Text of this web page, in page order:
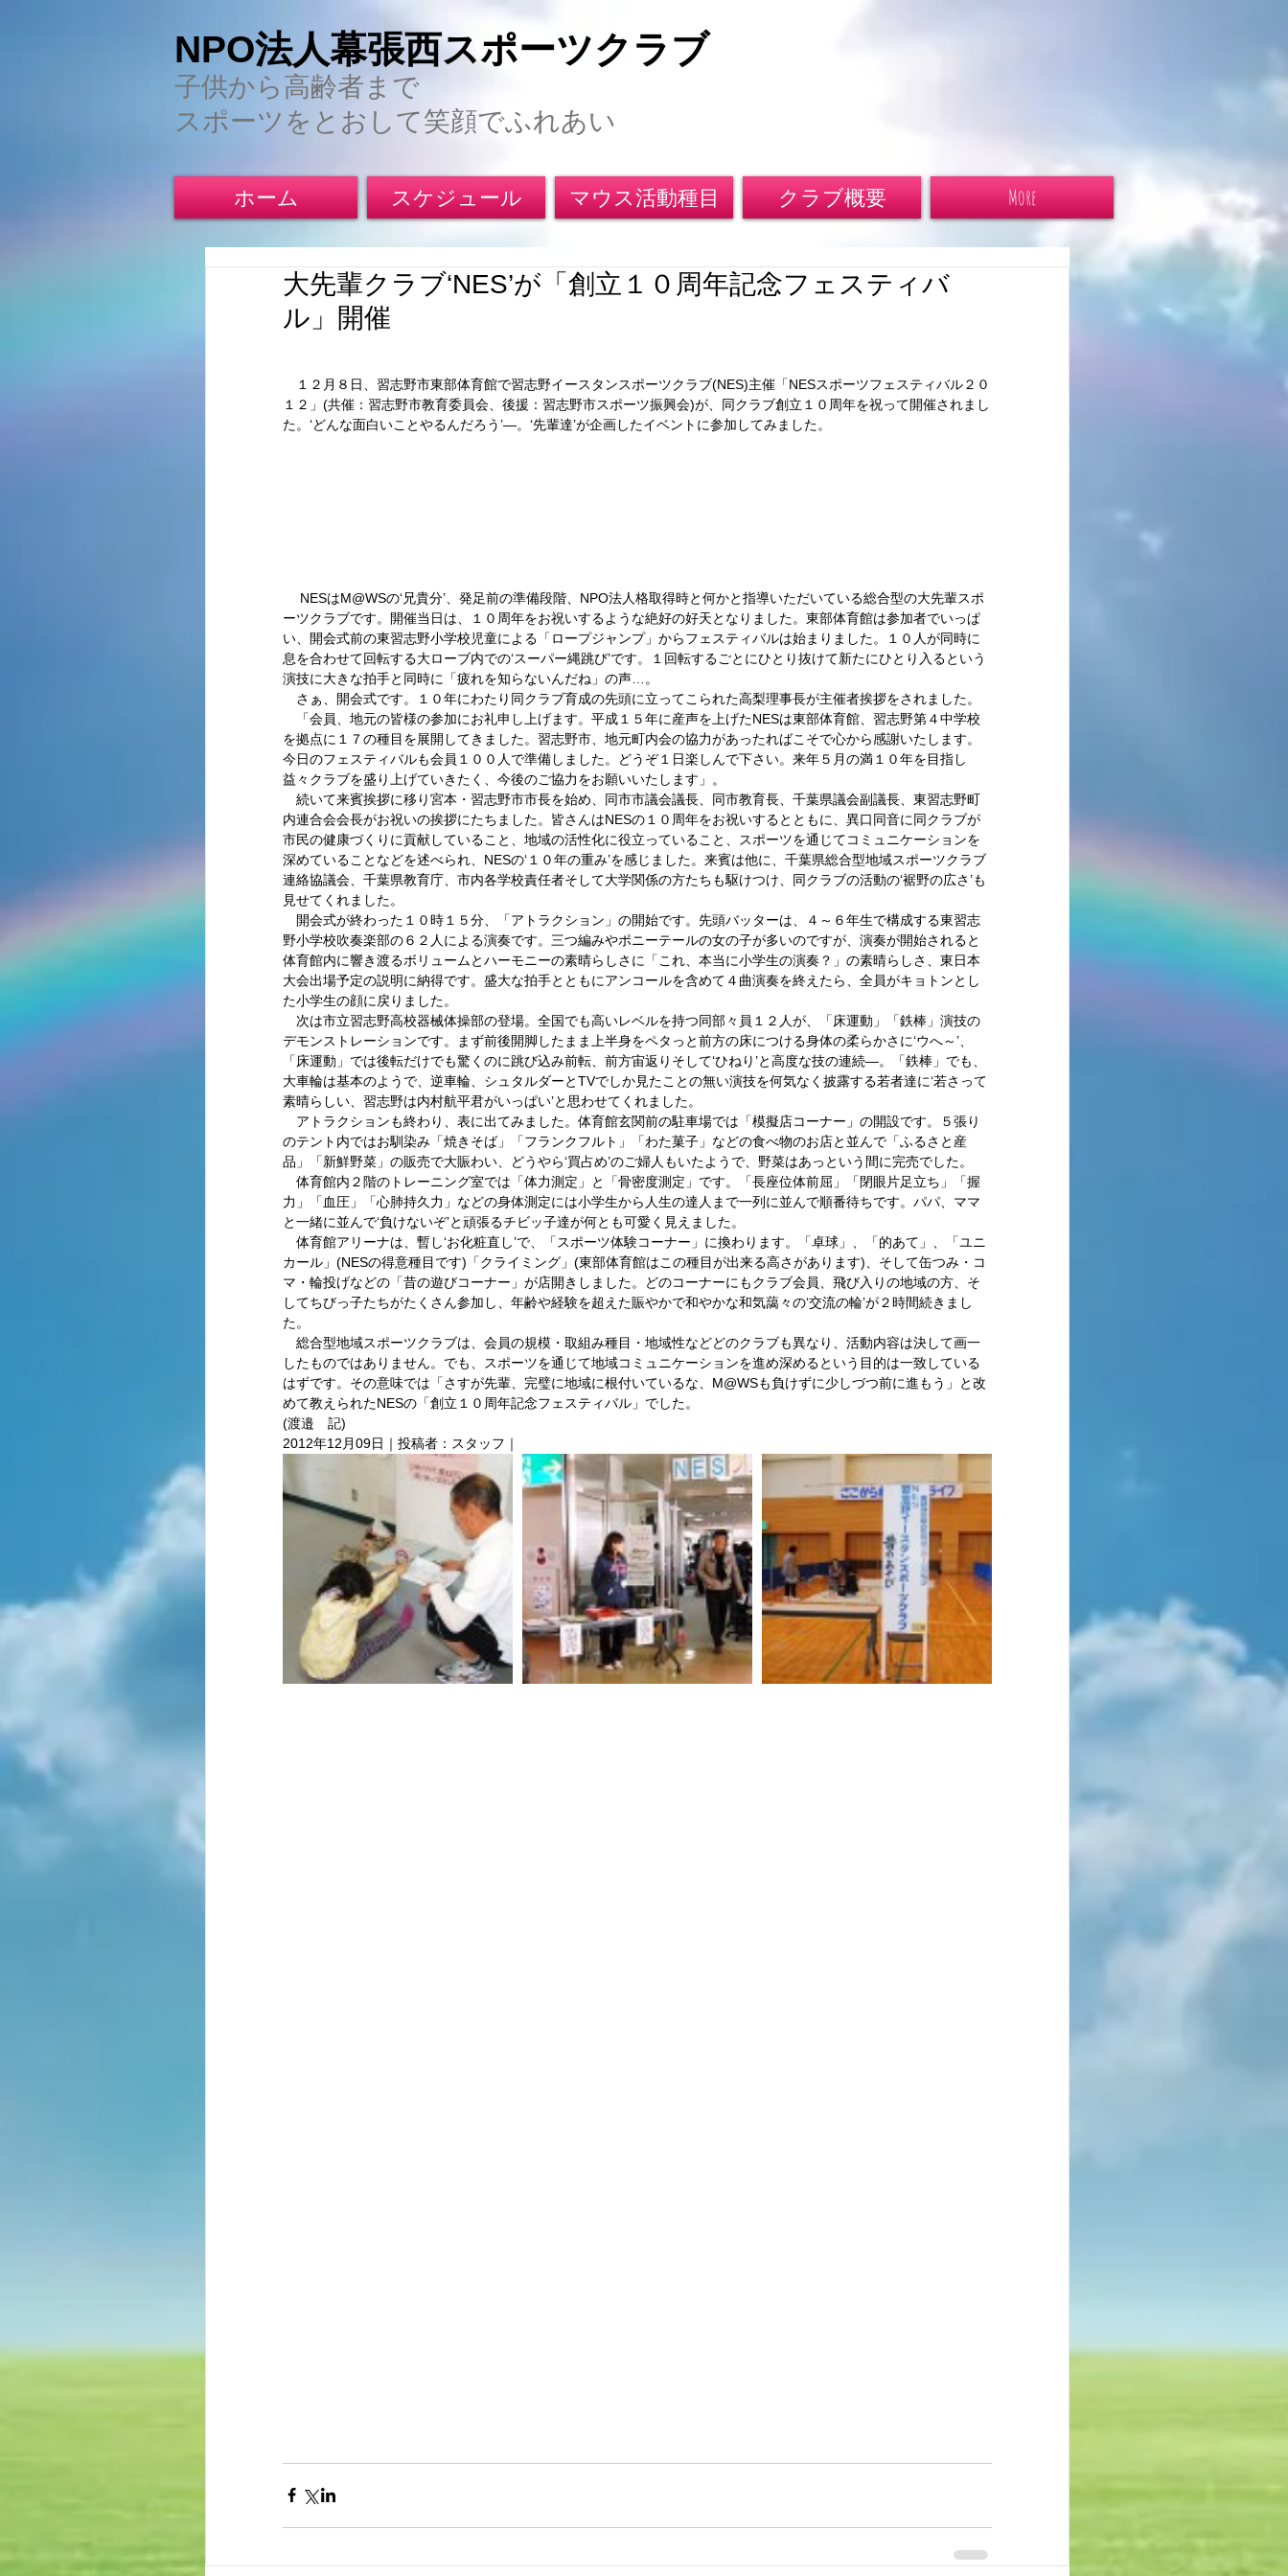
NPO法人幕張西スポーツクラブ
子供から高齢者まで
スポーツをとおして笑顔でふれあい
ホーム スケジュール マウス活動種目 クラブ概要 More
大先輩クラブ‘NES’が「創立１０周年記念フェスティバ
ル」開催
１２月８日、習志野市東部体育館で習志野イースタンスポーツクラブ(NES)主催「NESスポーツフェスティバル２０
１２」(共催：習志野市教育委員会、後援：習志野市スポーツ振興会)が、同クラブ創立１０周年を祝って開催されまし
た。‘どんな面白いことやるんだろう’―。‘先輩達’が企画したイベントに参加してみました。
ーツクラブです。開催当日は、１０周年をお祝いするような絶好の好天となりました。東部体育館は参加者でいっぱ
い、開会式前の東習志野小学校児童による「ロープジャンプ」からフェスティバルは始まりました。１０人が同時に
息を合わせて回転する大ローブ内での‘スーパー縄跳び’です。１回転するごとにひとり抜けて新たにひとり入るという
演技に大きな拍手と同時に「疲れを知らないんだね」の声…。
さぁ、開会式です。１０年にわたり同クラブ育成の先頭に立ってこられた高梨理事長が主催者挨拶をされました。
「会員、地元の皆様の参加にお礼申し上げます。平成１５年に産声を上げたNESは東部体育館、習志野第４中学校
を拠点に１７の種目を展開してきました。習志野市、地元町内会の協力があったればこそで心から感謝いたします。
今日のフェスティバルも会員１００人で準備しました。どうぞ１日楽しんで下さい。来年５月の満１０年を目指し
益々クラブを盛り上げていきたく、今後のご協力をお願いいたします」。
続いて来賓挨拶に移り宮本・習志野市市長を始め、同市市議会議長、同市教育長、千葉県議会副議長、東習志野町
内連合会会長がお祝いの挨拶にたちました。皆さんはNESの１０周年をお祝いするとともに、異口同音に同クラブが
市民の健康づくりに貢献していること、地域の活性化に役立っていること、スポーツを通じてコミュニケーションを
深めていることなどを述べられ、NESの‘１０年の重み’を感じました。来賓は他に、千葉県総合型地域スポーツクラブ
連絡協議会、千葉県教育庁、市内各学校責任者そして大学関係の方たちも駆けつけ、同クラブの活動の‘裾野の広さ’も
見せてくれました。
開会式が終わった１０時１５分、「アトラクション」の開始です。先頭バッターは、４～６年生で構成する東習志
野小学校吹奏楽部の６２人による演奏です。三つ編みやポニーテールの女の子が多いのですが、演奏が開始されると
体育館内に響き渡るボリュームとハーモニーの素晴らしさに「これ、本当に小学生の演奏？」の素晴らしさ、東日本
大会出場予定の説明に納得です。盛大な拍手とともにアンコールを含めて４曲演奏を終えたら、全員がキョトンとし
た小学生の顔に戻りました。
次は市立習志野高校器械体操部の登場。全国でも高いレベルを持つ同部々員１２人が、「床運動」「鉄棒」演技の
デモンストレーションです。まず前後開脚したまま上半身をペタっと前方の床につける身体の柔らかさに‘ウへ～’、
「床運動」では後転だけでも驚くのに跳び込み前転、前方宙返りそして‘ひねり’と高度な技の連続―。「鉄棒」でも、
大車輪は基本のようで、逆車輪、シュタルダーとTVでしか見たことの無い演技を何気なく披露する若者達に‘若さって
素晴らしい、習志野は内村航平君がいっぱい’と思わせてくれました。
アトラクションも終わり、表に出てみました。体育館玄関前の駐車場では「模擬店コーナー」の開設です。５張り
のテント内ではお馴染み「焼きそば」「フランクフルト」「わた菓子」などの食べ物のお店と並んで「ふるさと産
品」「新鮮野菜」の販売で大賑わい、どうやら‘買占め’のご婦人もいたようで、野菜はあっという間に完売でした。
体育館内２階のトレーニング室では「体力測定」と「骨密度測定」です。「長座位体前屈」「閉眼片足立ち」「握
力」「血圧」「心肺持久力」などの身体測定には小学生から人生の達人まで一列に並んで順番待ちです。パパ、ママ
と一緒に並んで‘負けないぞ’と頑張るチビッ子達が何とも可愛く見えました。
体育館アリーナは、暫し‘お化粧直し’で、「スポーツ体験コーナー」に換わります。「卓球」、「的あて」、「ユニ
カール」(NESの得意種目です)「クライミング」(東部体育館はこの種目が出来る高さがあります)、そして缶つみ・コ
マ・輪投げなどの「昔の遊びコーナー」が店開きしました。どのコーナーにもクラブ会員、飛び入りの地域の方、そ
してちびっ子たちがたくさん参加し、年齢や経験を超えた賑やかで和やかな和気藹々の‘交流の輪’が２時間続きまし
た。
総合型地域スポーツクラブは、会員の規模・取組み種目・地域性などどのクラブも異なり、活動内容は決して画一
したものではありません。でも、スポーツを通じて地域コミュニケーションを進め深めるという目的は一致している
はずです。その意味では「さすが先輩、完璧に地域に根付いているな、M@WSも負けずに少しづつ前に進もう」と改
めて教えられたNESの「創立１０周年記念フェスティバル」でした。
(渡邉　記)
2012年12月09日｜投稿者：スタッフ｜